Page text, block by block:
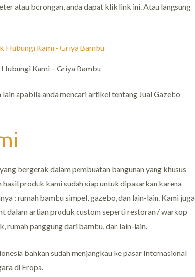
atau borongan, anda dapat klik link ini. Atau langsung
Kami – Griya Bambu
lain apabila anda mencari artikel tentang Jual Gazebo
bergerak dalam pembuatan bangunan yang khusus
hasil produk kami sudah siap untuk dipasarkan karena
: rumah bambu simpel, gazebo, dan lain-lain. Kami juga
dalam artian produk custom seperti restoran / warkop
rumah panggung dari bambu, dan lain-lain.
bahkan sudah menjangkau ke pasar Internasional
di Eropa.